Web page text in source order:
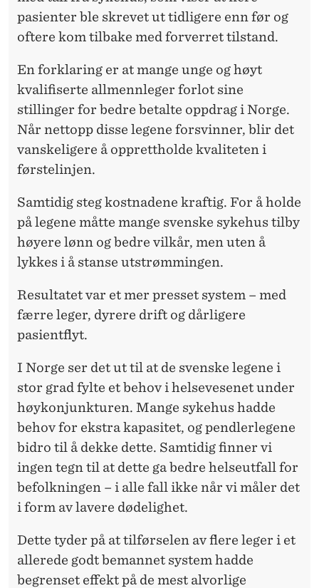
pasienter ble skrevet ut tidligere enn før og
oftere kom tilbake med forverret tilstand.
En forklaring er at mange unge og høyt
kvalifiserte allmennleger forlot sine
stillinger for bedre betalte oppdrag i Norge.
Når nettopp disse legene forsvinner, blir det
vanskeligere å opprettholde kvaliteten i
førstelinjen.
Samtidig steg kostnadene kraftig. For å holde
på legene måtte mange svenske sykehus tilby
høyere lønn og bedre vilkår, men uten å
lykkes i å stanse utstrømmingen.
Resultatet var et mer presset system – med
færre leger, dyrere drift og dårligere
pasientflyt.
I Norge ser det ut til at de svenske legene i
stor grad fylte et behov i helsevesenet under
høykonjunkturen. Mange sykehus hadde
behov for ekstra kapasitet, og pendlerlegene
bidro til å dekke dette. Samtidig finner vi
ingen tegn til at dette ga bedre helseutfall for
befolkningen – i alle fall ikke når vi måler det
i form av lavere dødelighet.
Dette tyder på at tilførselen av flere leger i et
allerede godt bemannet system hadde
begrenset effekt på de mest alvorlige